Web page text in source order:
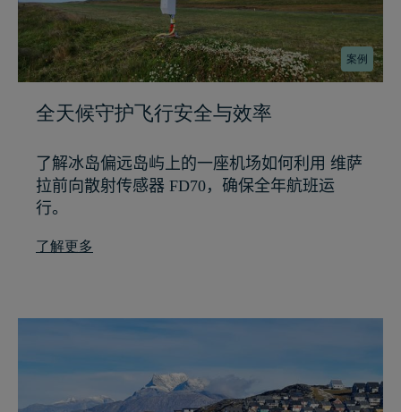
案例
全天候守护飞行安全与效率
了解冰岛偏远岛屿上的一座机场如何利用 维萨
拉前向散射传感器 FD70，确保全年航班运
行。
了解更多